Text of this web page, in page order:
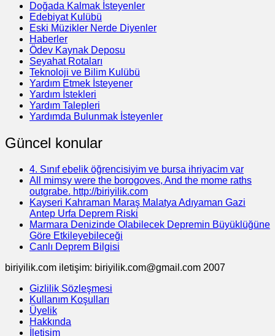
Doğada Kalmak İsteyenler
Edebiyat Kulübü
Eski Müzikler Nerde Diyenler
Haberler
Ödev Kaynak Deposu
Seyahat Rotaları
Teknoloji ve Bilim Kulübü
Yardım Etmek İsteyener
Yardım İstekleri
Yardım Talepleri
Yardımda Bulunmak İsteyenler
Güncel konular
4. Sınıf ebelik öğrencisiyim ve bursa ihriyacim var
All mimsy were the borogoves, And the mome raths
outgrabe. http://biriyilik.com
Kayseri Kahraman Maraş Malatya Adıyaman Gazi
Antep Urfa Deprem Riski
Marmara Denizinde Olabilecek Depremin Büyüklüğüne
Göre Etkileyebileceği
Canlı Deprem Bilgisi
biriyilik.com iletişim: biriyilik.com@gmail.com 2007
Gizlilik Sözleşmesi
Kullanım Koşulları
Üyelik
Hakkında
İletişim